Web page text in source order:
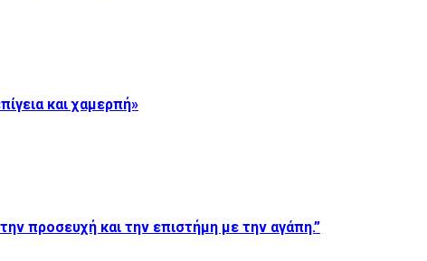
και χαμερπή»
προσευχή και την επιστήμη με την αγάπη.”